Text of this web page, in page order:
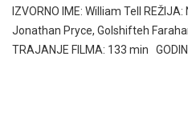
IZVORNO IME: William Tell
Jonathan Pryce, Golshifteh
TRAJANJE FILMA: 133 min